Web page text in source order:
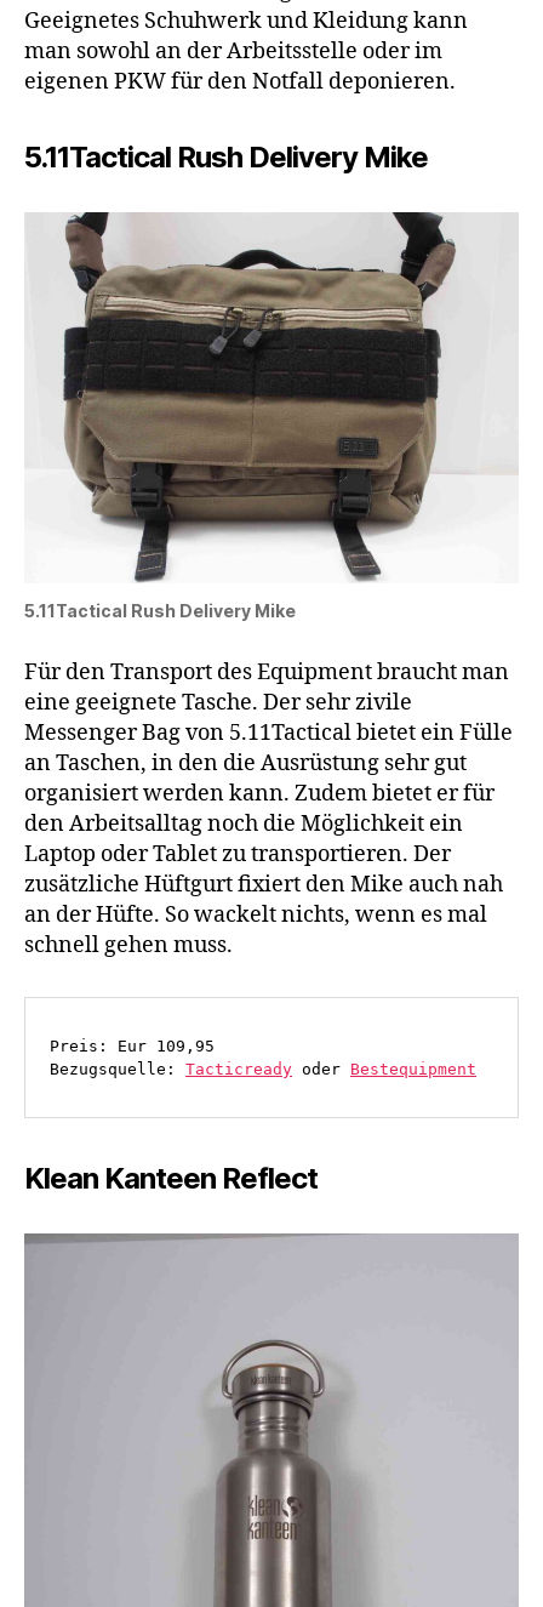
Geeignetes Schuhwerk und Kleidung kann
man sowohl an der Arbeitsstelle oder im
eigenen PKW für den Notfall deponieren.
5.11Tactical Rush Delivery Mike
5.11Tactical Rush Delivery Mike
Für den Transport des Equipment braucht man
eine geeignete Tasche. Der sehr zivile
Messenger Bag von 5.11Tactical bietet ein Fülle
an Taschen, in den die Ausrüstung sehr gut
organisiert werden kann. Zudem bietet er für
den Arbeitsalltag noch die Möglichkeit ein
Laptop oder Tablet zu transportieren. Der
zusätzliche Hüftgurt fixiert den Mike auch nah
an der Hüfte. So wackelt nichts, wenn es mal
schnell gehen muss.
Preis: Eur 109,95
Bezugsquelle: Tacticready oder Bestequipment
Klean Kanteen Reflect